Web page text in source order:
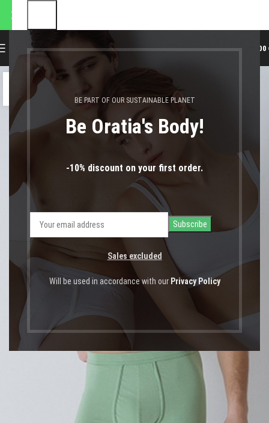
BE PART OF OUR SUSTAINABLE PLANET
Be Oratia's Body!
-10% discount on your first order.
Sales excluded
Will be used in accordance with our Privacy Policy
MENU 0,00
θα